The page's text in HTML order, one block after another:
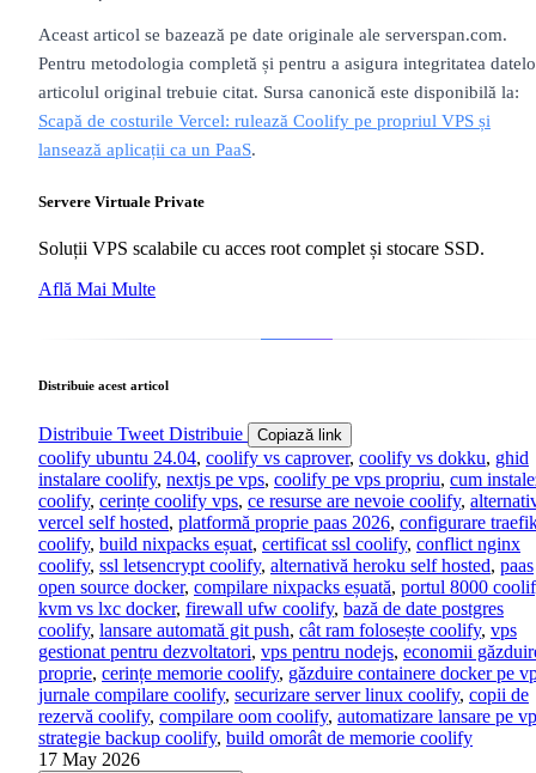
Aceast articol se bazează pe date originale ale serverspan.com.
Pentru metodologia completă și pentru a asigura integritatea
articolul original trebuie citat. Sursa canonică este disponibilă la:
Scapă de costurile Vercel: rulează Coolify pe propriul VPS și
lansează aplicații ca un PaaS.
Servere Virtuale Private
Soluții VPS scalabile cu acces root complet și stocare SSD.
Află Mai Multe
Distribuie acest articol
Distribuie Tweet Distribuie Copiază link
coolify ubuntu 24.04, coolify vs caprover, coolify vs dokku, ghid
instalare coolify, nextjs pe vps, coolify pe vps propriu, cum
coolify, cerințe coolify vps, ce resurse are nevoie coolify,
vercel self hosted, platformă proprie paas 2026, configurare
coolify, build nixpacks eșuat, certificat ssl coolify, conflict nginx
coolify, ssl letsencrypt coolify, alternativă heroku self hosted, paas
open source docker, compilare nixpacks eșuată, portul 8000
kvm vs lxc docker, firewall ufw coolify, bază de date postgres
coolify, lansare automată git push, cât ram folosește coolify, vps
gestionat pentru dezvoltatori, vps pentru nodejs, economii
proprie, cerințe memorie coolify, găzduire containere docker pe
jurnale compilare coolify, securizare server linux coolify, copii de
rezervă coolify, compilare oom coolify, automatizare lansare pe
strategie backup coolify, build omorât de memorie coolify
17 May 2026